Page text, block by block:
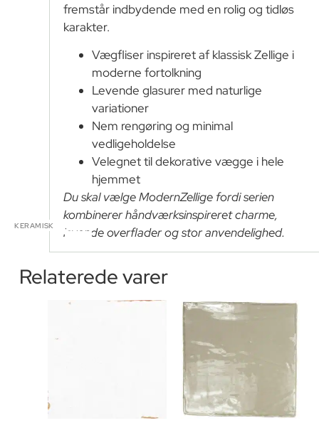
KERAMISK
fremstår indbydende med en rolig og tidløs
karakter.
Vægfliser inspireret af klassisk Zellige i
moderne fortolkning
Levende glasurer med naturlige
variationer
Nem rengøring og minimal
vedligeholdelse
Velegnet til dekorative vægge i hele
hjemmet
Du skal vælge ModernZellige fordi serien
kombinerer håndværksinspireret charme,
levende overflader og stor anvendelighed.
Relaterede varer